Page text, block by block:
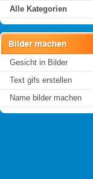
Alle Kategorien
Gesicht in Bilder
Text gifs erstellen
Name bilder machen